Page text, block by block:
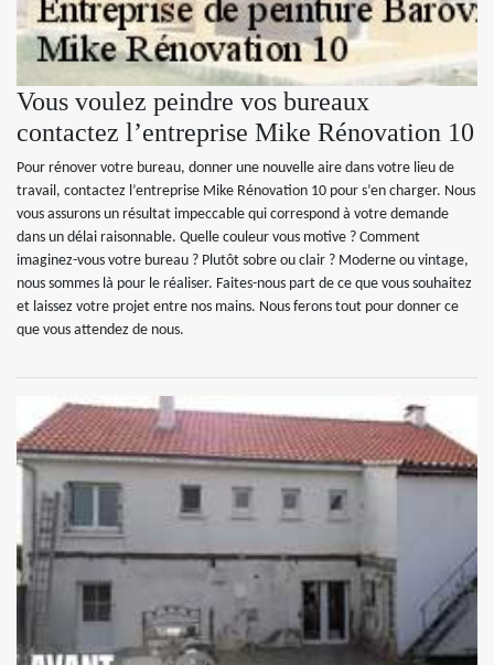
Vous voulez peindre vos bureaux
contactez l’entreprise Mike Rénovation 10
Pour rénover votre bureau, donner une nouvelle aire dans votre lieu de
travail, contactez l’entreprise Mike Rénovation 10 pour s’en charger. Nous
vous assurons un résultat impeccable qui correspond à votre demande
dans un délai raisonnable. Quelle couleur vous motive ? Comment
imaginez-vous votre bureau ? Plutôt sobre ou clair ? Moderne ou vintage,
nous sommes là pour le réaliser. Faites-nous part de ce que vous souhaitez
et laissez votre projet entre nos mains. Nous ferons tout pour donner ce
que vous attendez de nous.